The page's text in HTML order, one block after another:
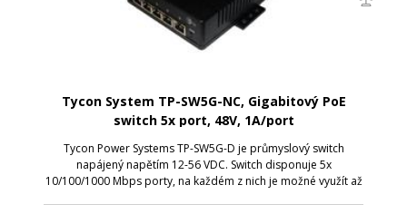
Tycon System TP-SW5G-NC, Gigabitový PoE
switch 5x port, 48V, 1A/port
Tycon Power Systems TP-SW5G-D je průmyslový switch
napájený napětím 12-56 VDC. Switch disponuje 5x
10/100/1000 Mbps porty, na každém z nich je možné využít až